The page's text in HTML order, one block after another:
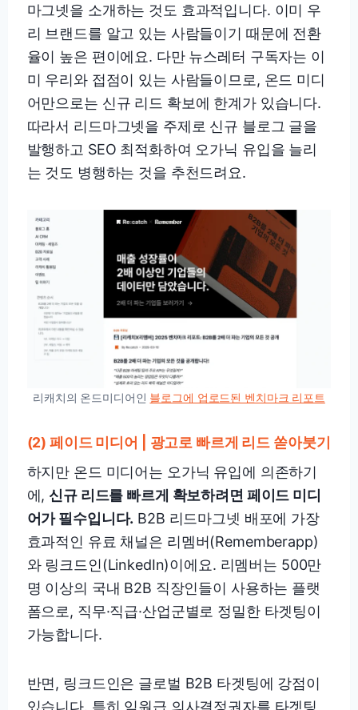
마그넷을 소개하는 것도 효과적입니다. 이미 우
리 브랜드를 알고 있는 사람들이기 때문에 전환
율이 높은 편이에요. 다만 뉴스레터 구독자는 이
미 우리와 접점이 있는 사람들이므로, 온드 미디
어만으로는 신규 리드 확보에 한계가 있습니다.
따라서 리드마그넷을 주제로 신규 블로그 글을
발행하고 SEO 최적화하여 오가닉 유입을 늘리
는 것도 병행하는 것을 추천드려요.
리캐치의 온드미디어인 블로그에 업로드된 벤치마크 리포트
(2) 페이드 미디어 | 광고로 빠르게 리드 쏟아붓기
하지만 온드 미디어는 오가닉 유입에 의존하기
에, 신규 리드를 빠르게 확보하려면 페이드 미디
어가 필수입니다. B2B 리드마그넷 배포에 가장
효과적인 유료 채널은 리멤버(Rememberapp)
와 링크드인(LinkedIn)이에요. 리멤버는 500만
명 이상의 국내 B2B 직장인들이 사용하는 플랫
폼으로, 직무·직급·산업군별로 정밀한 타겟팅이
가능합니다.
반면, 링크드인은 글로벌 B2B 타겟팅에 강점이
있습니다. 특히 임원급 의사결정권자를 타겟팅